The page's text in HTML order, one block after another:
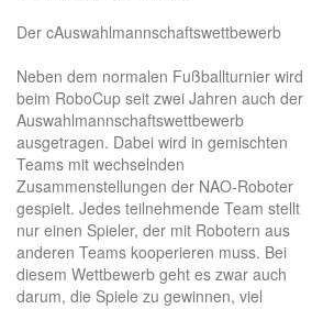
Der cAuswahlmannschaftswettbewerb
Neben dem normalen Fußballturnier wird
beim RoboCup seit zwei Jahren auch der
Auswahlmannschaftswettbewerb
ausgetragen. Dabei wird in gemischten
Teams mit wechselnden
Zusammenstellungen der NAO-Roboter
gespielt. Jedes teilnehmende Team stellt
nur einen Spieler, der mit Robotern aus
anderen Teams kooperieren muss. Bei
diesem Wettbewerb geht es zwar auch
darum, die Spiele zu gewinnen, viel